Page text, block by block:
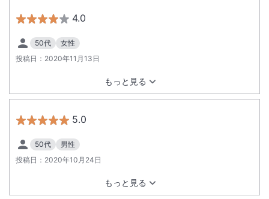
4.0
50代
女性
投稿日： 2020年11月13日
もっと見る
5.0
50代
男性
投稿日： 2020年10月24日
もっと見る